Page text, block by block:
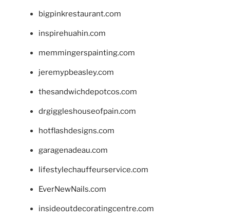
bigpinkrestaurant.com
inspirehuahin.com
memmingerspainting.com
jeremypbeasley.com
thesandwichdepotcos.com
drgiggleshouseofpain.com
hotflashdesigns.com
garagenadeau.com
lifestylechauffeurservice.com
EverNewNails.com
insideoutdecoratingcentre.com